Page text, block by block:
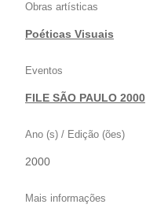
Obras artísticas
Poéticas Visuais
Eventos
FILE SÃO PAULO 2000
Ano (s) / Edição (ões)
2000
Mais informações